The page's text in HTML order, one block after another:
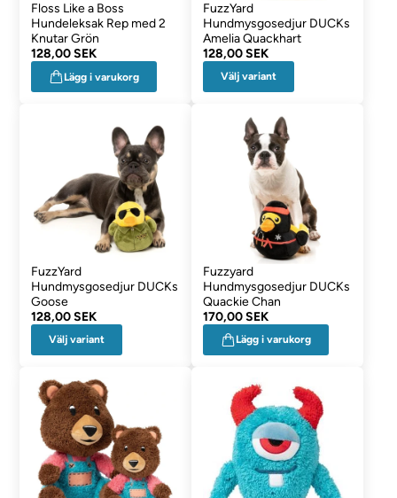
Floss Like a Boss
Hundeleksak Rep med 2
Knutar Grön
128,00 SEK
Lägg i varukorg
FuzzYard
Hundmysgosedjur DUCKs
Amelia Quackhart
128,00 SEK
Välj variant
FuzzYard
Hundmysgosedjur DUCKs
Goose
128,00 SEK
Välj variant
Fuzzyard
Hundmysgosedjur DUCKs
Quackie Chan
170,00 SEK
Lägg i varukorg